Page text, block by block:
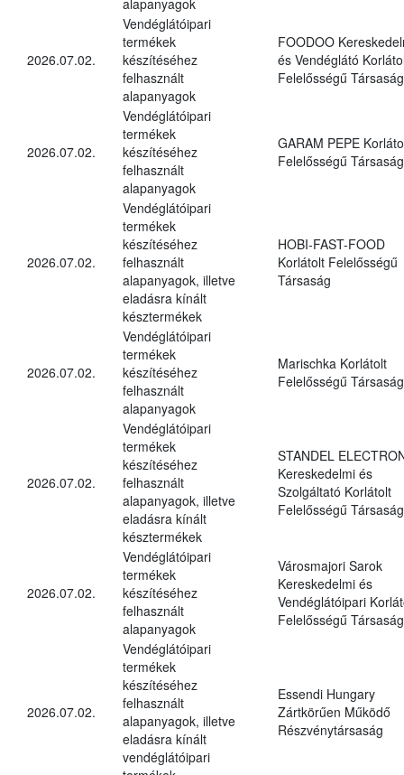
2026.07.02.
Vendéglátóipari
termékek
készítéséhez
felhasznált
alapanyagok
FOODOO
és Vendéglátó
Felelősségű Társaság
2026.07.02.
Vendéglátóipari
termékek
készítéséhez
felhasznált
alapanyagok
GARAM PEPE
Felelősségű Társaság
2026.07.02.
Vendéglátóipari
termékek
készítéséhez
felhasznált
alapanyagok, illetve
eladásra kínált
késztermékek
HOBI-FAST-FOOD
Korlátolt Felelősségű
Társaság
2026.07.02.
Vendéglátóipari
termékek
készítéséhez
felhasznált
alapanyagok
Marischka Korlátolt
Felelősségű Társaság
2026.07.02.
Vendéglátóipari
termékek
készítéséhez
felhasznált
alapanyagok, illetve
eladásra kínált
késztermékek
STANDEL
Kereskedelmi és
Szolgáltató Korlátolt
Felelősségű Társaság
2026.07.02.
Vendéglátóipari
termékek
készítéséhez
felhasznált
alapanyagok
Városmajori Sarok
Kereskedelmi és
Vendéglátóipari
Felelősségű Társaság
2026.07.02.
Vendéglátóipari
termékek
készítéséhez
felhasznált
alapanyagok, illetve
eladásra kínált
vendéglátóipari
Essendi Hungary
Zártkörűen Működő
Részvénytársaság